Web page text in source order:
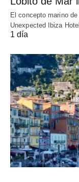
El concepto marino
Unexpected Ibiza Hotel
1 día